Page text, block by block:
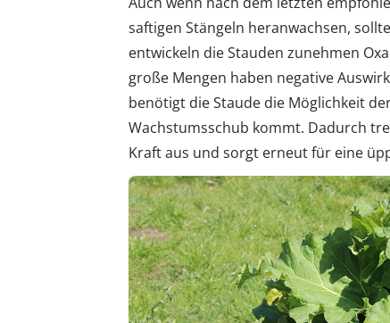
saftigen Stängeln heranwachsen,
entwickeln die Stauden zunehmen
große Mengen haben negative
benötigt die Staude die Möglichkeit
Wachstumsschub kommt. Dadurch
Kraft aus und sorgt erneut für eine